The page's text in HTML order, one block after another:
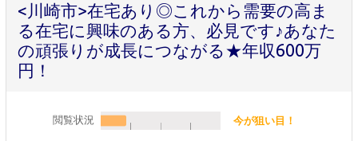
<川崎市>在宅あり◎これから需要の高ま
る在宅に興味のある方、必見です♪あなた
の頑張りが成長につながる★年収600万
円！
閲覧状況 今が狙い目！